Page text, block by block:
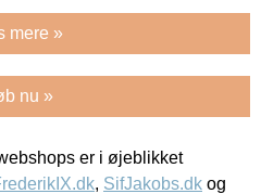
mere »
nu »
er i øjeblikket
, SifJakobs.dk og